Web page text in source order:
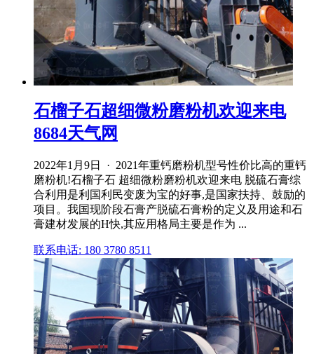
石榴子石超细微粉磨粉机欢迎来电
8684天气网
2022年1月9日 · 2021年重钙磨粉机型号性价比高的重钙
磨粉机!石榴子石 超细微粉磨粉机欢迎来电 脱硫石膏综
合利用是利国利民变废为宝的好事,是国家扶持、鼓励的
项目。我国现阶段石膏产脱硫石膏粉的定义及用途和石
膏建材发展的H快,其应用格局主要是作为 ...
联系电话: 180 3780 8511